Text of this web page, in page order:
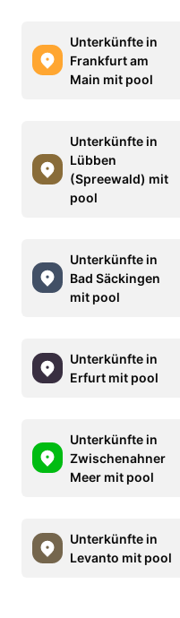
Unterkünfte in
Frankfurt am
Main mit pool
Unterkünfte in
Lübben
(Spreewald) mit
pool
Unterkünfte in
Bad Säckingen
mit pool
Unterkünfte in
Erfurt mit pool
Unterkünfte in
Zwischenahner
Meer mit pool
Unterkünfte in
Levanto mit pool